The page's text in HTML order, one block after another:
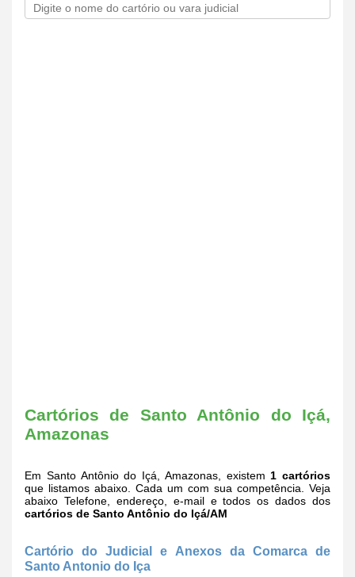
Cartórios de Santo Antônio do Içá,
Amazonas
Em Santo Antônio do Içá, Amazonas, existem 1 cartórios
que listamos abaixo. Cada um com sua competência. Veja
abaixo Telefone, endereço, e-mail e todos os dados dos
cartórios de Santo Antônio do Içá/AM
Cartório do Judicial e Anexos da Comarca de
Santo Antonio do Iça